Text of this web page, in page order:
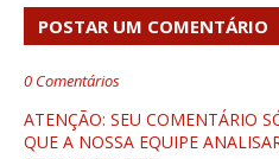
POSTAR UM COMENTÁRIO
0 Comentários
ATENÇÃO: SEU COMENTÁRIO
QUE A NOSSA EQUIPE